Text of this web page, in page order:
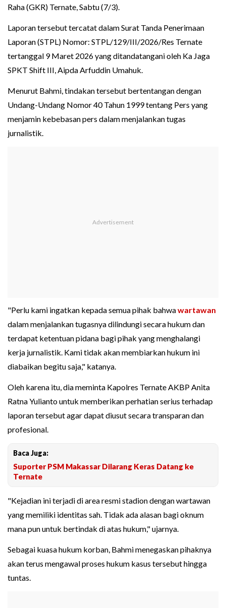
Raha (GKR) Ternate, Sabtu (7/3).
Laporan tersebut tercatat dalam Surat Tanda Penerimaan
Laporan (STPL) Nomor: STPL/129/III/2026/Res Ternate
tertanggal 9 Maret 2026 yang ditandatangani oleh Ka Jaga
SPKT Shift III, Aipda Arfuddin Umahuk.
Menurut Bahmi, tindakan tersebut bertentangan dengan
Undang-Undang Nomor 40 Tahun 1999 tentang Pers yang
menjamin kebebasan pers dalam menjalankan tugas
jurnalistik.
"Perlu kami ingatkan kepada semua pihak bahwawartawan
dalam menjalankan tugasnya dilindungi secara hukum dan
terdapat ketentuan pidana bagi pihak yang menghalangi
kerja jurnalistik. Kami tidak akan membiarkan hukum ini
diabaikan begitu saja," katanya.
Oleh karena itu, dia meminta Kapolres Ternate AKBP Anita
Ratna Yulianto untuk memberikan perhatian serius terhadap
laporan tersebut agar dapat diusut secara transparan dan
profesional.
Baca Juga:
Suporter PSM Makassar Dilarang Keras Datang ke
Ternate
"Kejadian ini terjadi di area resmi stadion dengan wartawan
yang memiliki identitas sah. Tidak ada alasan bagi oknum
mana pun untuk bertindak di atas hukum," ujarnya.
Sebagai kuasa hukum korban, Bahmi menegaskan pihaknya
akan terus mengawal proses hukum kasus tersebut hingga
tuntas.